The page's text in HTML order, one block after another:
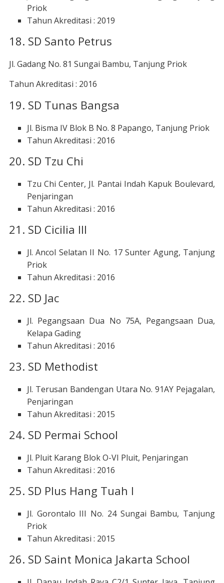
Priok
Tahun Akreditasi : 2019
18. SD Santo Petrus
Jl. Gadang No. 81 Sungai Bambu, Tanjung Priok
Tahun Akreditasi : 2016
19. SD Tunas Bangsa
Jl. Bisma IV Blok B No. 8 Papango, Tanjung Priok
Tahun Akreditasi : 2016
20. SD Tzu Chi
Tzu Chi Center, Jl. Pantai Indah Kapuk Boulevard,
Penjaringan
Tahun Akreditasi : 2016
21. SD Cicilia III
Jl. Ancol Selatan II No. 17 Sunter Agung, Tanjung
Priok
Tahun Akreditasi : 2016
22. SD Jac
Jl. Pegangsaan Dua No 75A, Pegangsaan Dua,
Kelapa Gading
Tahun Akreditasi : 2016
23. SD Methodist
Jl. Terusan Bandengan Utara No. 91AY Pejagalan,
Penjaringan
Tahun Akreditasi : 2015
24. SD Permai School
Jl. Pluit Karang Blok O-VI Pluit, Penjaringan
Tahun Akreditasi : 2016
25. SD Plus Hang Tuah I
Jl. Gorontalo III No. 24 Sungai Bambu, Tanjung
Priok
Tahun Akreditasi : 2015
26. SD Saint Monica Jakarta School